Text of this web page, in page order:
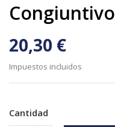
Congiuntivo
20,30 €
Impuestos incluidos
Cantidad